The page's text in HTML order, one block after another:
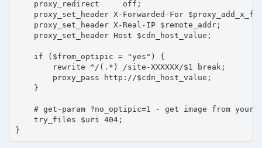
    proxy_redirect     off;
proxy_set_header X-Forwarded-For
    proxy_set_header X-Real-IP $remote_addr;
    proxy_set_header Host $cdn_host_value;
    if ($from_optipic = "yes") {
        rewrite ^/(.*) /site-XXXXXX/$1 break;
        proxy_pass http://$cdn_host_value;
    }
# get-param ?no_optipic=1 - get image from your
    try_files $uri 404;
}